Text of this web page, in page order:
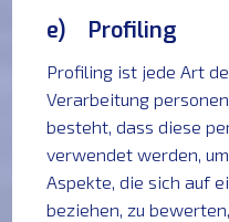
e) Profiling
Profiling ist jede Art
Verarbeitung
besteht, dass diese
verwendet werden,
Aspekte, die sich auf
beziehen, zu